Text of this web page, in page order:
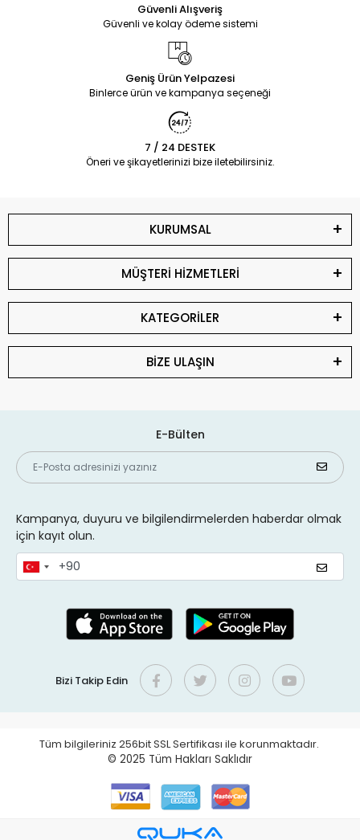
Güvenli Alışveriş
Güvenli ve kolay ödeme sistemi
Geniş Ürün Yelpazesi
Binlerce ürün ve kampanya seçeneği
7 / 24 DESTEK
Öneri ve şikayetlerinizi bize iletebilirsiniz.
KURUMSAL
MÜŞTERİ HİZMETLERİ
KATEGORİLER
BİZE ULAŞIN
E-Bülten
Kampanya, duyuru ve bilgilendirmelerden haberdar olmak
için kayıt olun.
Bizi Takip Edin
Tüm bilgileriniz 256bit SSL Sertifikası ile korunmaktadır.
© 2025 Tüm Hakları Saklıdır